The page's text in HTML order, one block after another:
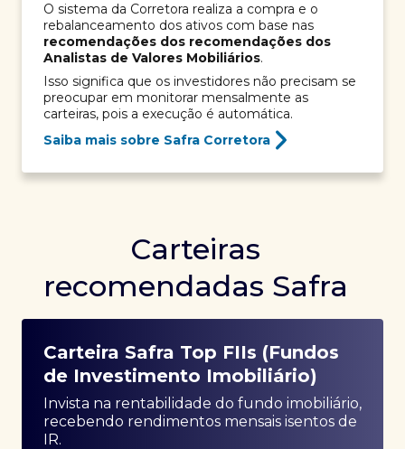
O sistema da Corretora realiza a compra e o
rebalanceamento dos ativos com base nas
recomendações dos recomendações dos
Analistas de Valores Mobiliários.
Isso significa que os investidores não precisam se
preocupar em monitorar mensalmente as
carteiras, pois a execução é automática.
Saiba mais sobre Safra Corretora
Carteiras
recomendadas Safra
Carteira Safra Top FIIs (Fundos
de Investimento Imobiliário)
Invista na rentabilidade do fundo imobiliário,
recebendo rendimentos mensais isentos de
IR.